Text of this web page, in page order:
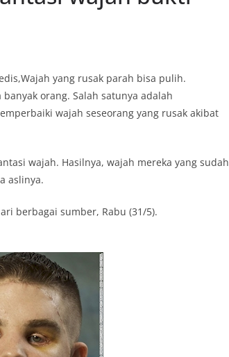
yang rusak parah bisa pulih.
orang. Salah satunya adalah
wajah seseorang yang rusak akibat
wajah. Hasilnya, wajah mereka yang sudah
aslinya.
berbagai sumber, Rabu (31/5).